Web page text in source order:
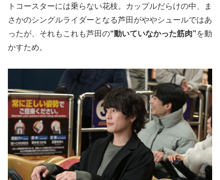
トコースターには乗らない花枝。カップルだらけの中、ま
さかのシングルライダーとなる芦田がややシュールではあ
ったが、それもこれも芦田の“動いていなかった筋肉”を動
かすため。